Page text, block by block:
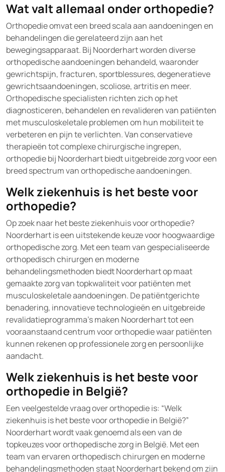
Wat valt allemaal onder orthopedie?
Orthopedie omvat een breed scala aan aandoeningen en
behandelingen die gerelateerd zijn aan het
bewegingsapparaat. Bij Noorderhart worden diverse
orthopedische aandoeningen behandeld, waaronder
gewrichtspijn, fracturen, sportblessures, degeneratieve
gewrichtsaandoeningen, scoliose, artritis en meer.
Orthopedische specialisten richten zich op het
diagnosticeren, behandelen en revalideren van patiënten
met musculoskeletale problemen om hun mobiliteit te
verbeteren en pijn te verlichten. Van conservatieve
therapieën tot complexe chirurgische ingrepen,
orthopedie bij Noorderhart biedt uitgebreide zorg voor een
breed spectrum van orthopedische aandoeningen.
Welk ziekenhuis is het beste voor
orthopedie?
Op zoek naar het beste ziekenhuis voor orthopedie?
Noorderhart is een uitstekende keuze voor hoogwaardige
orthopedische zorg. Met een team van gespecialiseerde
orthopedisch chirurgen en moderne
behandelingsmethoden biedt Noorderhart op maat
gemaakte zorg van topkwaliteit voor patiënten met
musculoskeletale aandoeningen. De patiëntgerichte
benadering, innovatieve technologieën en uitgebreide
revalidatieprogramma’s maken Noorderhart tot een
vooraanstaand centrum voor orthopedie waar patiënten
kunnen rekenen op professionele zorg en persoonlijke
aandacht.
Welk ziekenhuis is het beste voor
orthopedie in België?
Een veelgestelde vraag over orthopedie is: “Welk
ziekenhuis is het beste voor orthopedie in België?”
Noorderhart wordt vaak genoemd als een van de
topkeuzes voor orthopedische zorg in België. Met een
team van ervaren orthopedisch chirurgen en moderne
behandelingsmethoden staat Noorderhart bekend om zijn